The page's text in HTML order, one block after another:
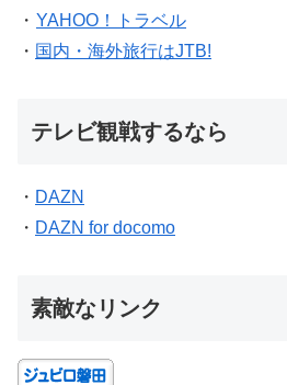
・ YAHOO！トラベル
・ 国内・海外旅行はJTB!
テレビ観戦するなら
・ DAZN
・ DAZN for docomo
素敵なリンク